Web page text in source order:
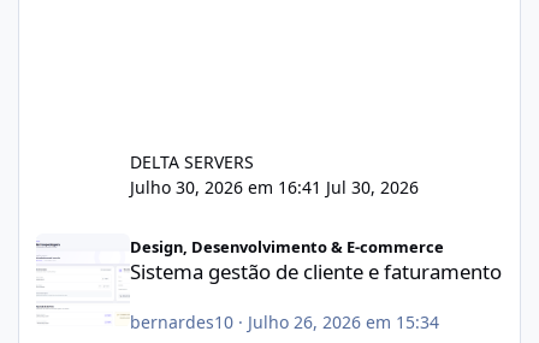
DELTA SERVERS
Julho 30, 2026 em 16:41 Jul 30, 2026
Design, Desenvolvimento & E-commerce
Sistema gestão de cliente e faturamento
bernardes10· Julho 26, 2026 em 15:34